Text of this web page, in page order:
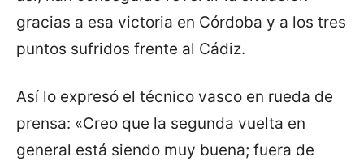
gracias a esa victoria en Córdoba y a los tres
puntos sufridos frente al Cádiz.
Así lo expresó el técnico vasco en rueda de
prensa: «Creo que la segunda vuelta en
general está siendo muy buena; fuera de